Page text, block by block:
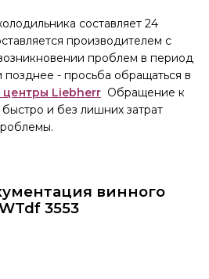
составляет 24
производителем с
проблем в период
позднее - просьба обращаться в
Liebherr Обращение к
и без лишних затрат
винного
3553